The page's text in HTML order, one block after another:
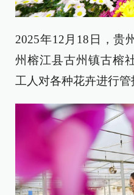
2025年12月18日，贵
州榕江县古州镇古榕
工人对各种花卉进行